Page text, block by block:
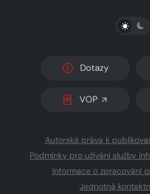
Dotazy
VOP
Autorská práva k
Podmínky pro užívání služby
Informace o zpracování
Jednotná